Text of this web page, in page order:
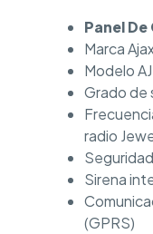
Panel
Marca
Modelo
Grado de
radio
Sirena
(GPRS)